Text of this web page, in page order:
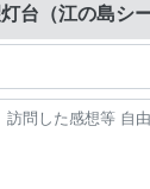
台（江の島シ